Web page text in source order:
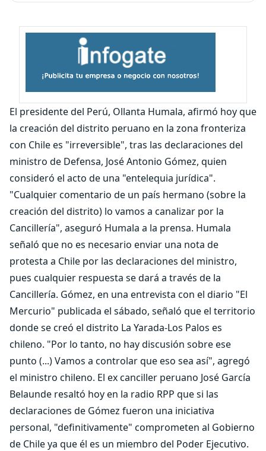
El presidente del Perú, Ollanta Humala, afirmó hoy que
la creación del distrito peruano en la zona fronteriza
con Chile es "irreversible", tras las declaraciones del
ministro de Defensa, José Antonio Gómez, quien
consideró el acto de una "entelequia jurídica".
"Cualquier comentario de un país hermano (sobre la
creación del distrito) lo vamos a canalizar por la
Cancillería", aseguró Humala a la prensa. Humala
señaló que no es necesario enviar una nota de
protesta a Chile por las declaraciones del ministro,
pues cualquier respuesta se dará a través de la
Cancillería. Gómez, en una entrevista con el diario "El
Mercurio" publicada el sábado, señaló que el territorio
donde se creó el distrito La Yarada-Los Palos es
chileno. "Por lo tanto, no hay discusión sobre ese
punto (...) Vamos a controlar que eso sea así", agregó
el ministro chileno. El ex canciller peruano José García
Belaunde resaltó hoy en la radio RPP que si las
declaraciones de Gómez fueron una iniciativa
personal, "definitivamente" comprometen al Gobierno
de Chile ya que él es un miembro del Poder Ejecutivo.